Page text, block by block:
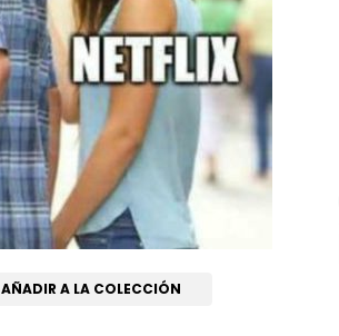
AÑADIR A LA COLECCIÓN